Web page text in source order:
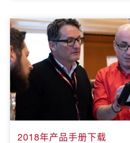
2018年产品手册下载